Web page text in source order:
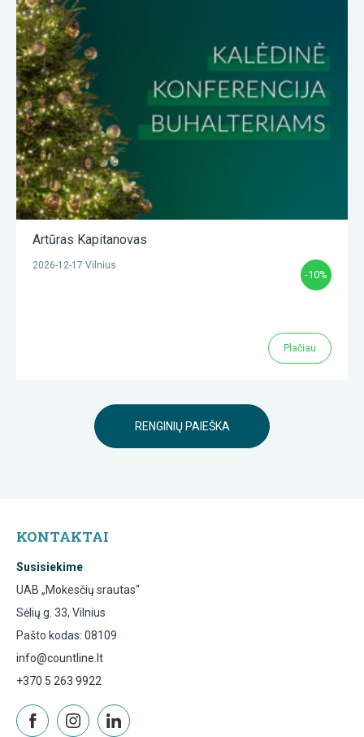
Artūras Kapitanovas
2026-12-17 Vilnius
-10%
Plačiau
RENGINIŲ PAIEŠKA
KONTAKTAI
Susisiekime
UAB „Mokesčių srautas“
Sėlių g. 33, Vilnius
Pašto kodas: 08109
info@countline.lt
+370 5 263 9922